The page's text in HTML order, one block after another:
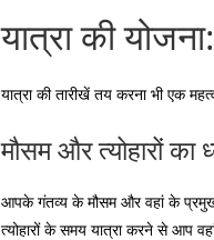
यात्रा की
यात्रा की तारीखें तय करना भी एक
मौसम और त्योहारों का
आपके गंतव्य के मौसम और वहां के प्रमुख
त्योहारों के समय यात्रा करने से आप